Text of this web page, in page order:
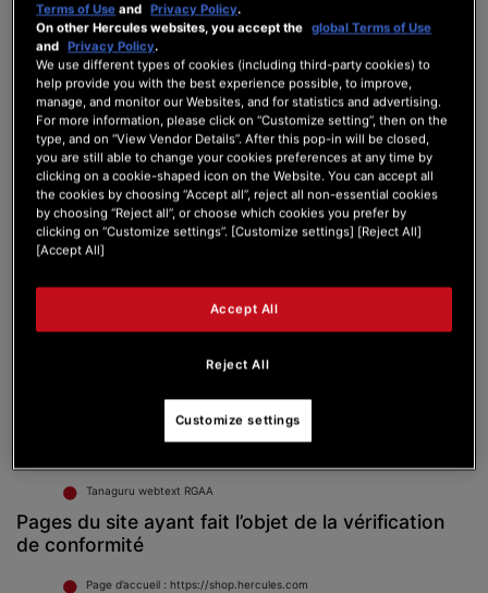
Javascript
Environnement de test
Les vérifications de restitution de contenus ont été réalisées sur la base de la
combinaison fournie par la base de référence du RGAA, avec les versions suivantes :
Sur Mobile Android, avec Google Chrome et Talkback
Sur Ordinateur MacOS, avec Safari et VoiceOver
Sur Ordinateur Windows, avec Firefox et JAWS
Sur Ordinateur Windows, avec Firefox et NVDA
Outils utilisés pour l’évaluation de l’accessibilité
Validateur HTML du W3C
Tanaguru webtext RGAA
Pages du site ayant fait l’objet de la vérification
de conformité
Page d’accueil : https://shop.hercules.com
Terms of Use and Privacy Policy.
On other Hercules websites, you accept the global Terms of Use
and Privacy Policy.
We use different types of cookies (including third-party cookies) to
help provide you with the best experience possible, to improve,
manage, and monitor our Websites, and for statistics and advertising.
For more information, please click on “Customize setting”, then on the
type, and on “View Vendor Details”. After this pop-in will be closed,
you are still able to change your cookies preferences at any time by
clicking on a cookie-shaped icon on the Website. You can accept all
the cookies by choosing “Accept all”, reject all non-essential cookies
by choosing “Reject all”, or choose which cookies you prefer by
clicking on “Customize settings”. [Customize settings] [Reject All]
[Accept All]
Reject All
Accept All
Customize settings